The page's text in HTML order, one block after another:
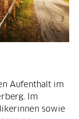
Aufenthalt im
Im
sowie